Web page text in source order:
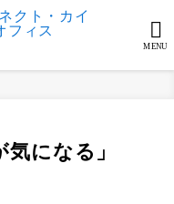
MENU
になる」